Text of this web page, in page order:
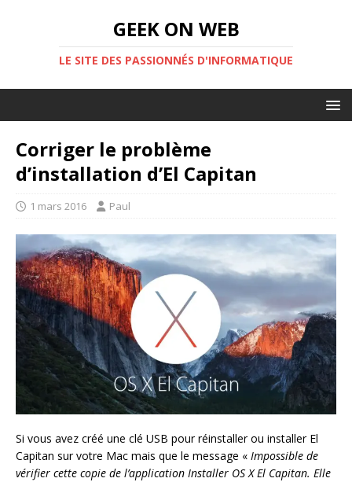
GEEK ON WEB
LE SITE DES PASSIONNÉS D'INFORMATIQUE
Corriger le problème
d’installation d’El Capitan
1 mars 2016 Paul
Si vous avez créé une clé USB pour réinstaller ou installer El
Capitan sur votre Mac mais que le message « Impossible de
vérifier cette copie de l’application Installer OS X El Capitan. Elle